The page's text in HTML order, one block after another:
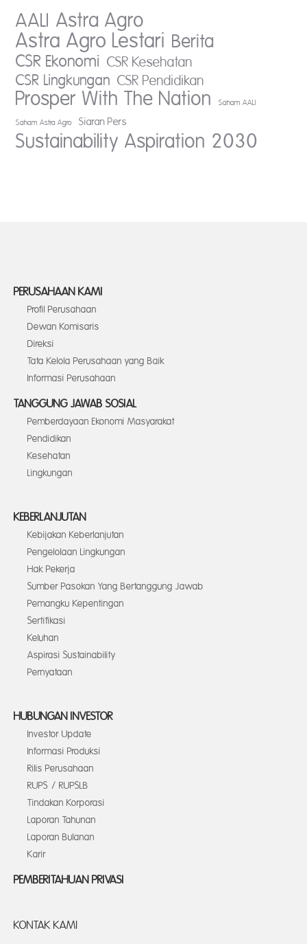
AALI Astra Agro
Astra Agro Lestari Berita
CSR Ekonomi CSR Kesehatan
CSR Lingkungan CSR Pendidikan
Prosper With The Nation Saham AALI
Saham Astra Agro Siaran Pers
Sustainability Aspiration 2030
PERUSAHAAN KAMI
Profil Perusahaan
Dewan Komisaris
Direksi
Tata Kelola Perusahaan yang Baik
Informasi Perusahaan
TANGGUNG JAWAB SOSIAL
Pemberdayaan Ekonomi Masyarakat
Pendidikan
Kesehatan
Lingkungan
KEBERLANJUTAN
Kebijakan Keberlanjutan
Pengelolaan Lingkungan
Hak Pekerja
Sumber Pasokan Yang Bertanggung Jawab
Pemangku Kepentingan
Sertifikasi
Keluhan
Aspirasi Sustainability
Pernyataan
HUBUNGAN INVESTOR
Investor Update
Informasi Produksi
Rilis Perusahaan
RUPS / RUPSLB
Tindakan Korporasi
Laporan Tahunan
Laporan Bulanan
Karir
PEMBERITAHUAN PRIVASI
KONTAK KAMI